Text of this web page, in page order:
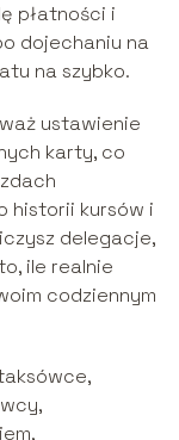
płatności i
dojechaniu na
na szybko.
ustawienie
karty, co
historii kursów i
delegacje,
ile realnie
codziennym